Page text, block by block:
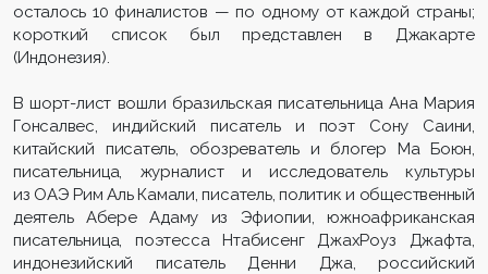
осталось 10 финалистов — по одному от каждой страны;
короткий список был представлен в Джакарте
(Индонезия).
В шорт-лист вошли бразильская писательница Ана Мария
Гонсалвес, индийский писатель и поэт Сону Саини,
китайский писатель, обозреватель и блогер Ма Боюн,
писательница, журналист и исследователь культуры
из ОАЭ Рим Аль Камали, писатель, политик и общественный
деятель Абере Адаму из Эфиопии, южноафриканская
писательница, поэтесса Нтабисенг ДжахРоуз Джафта,
индонезийский писатель Денни Джа, российский